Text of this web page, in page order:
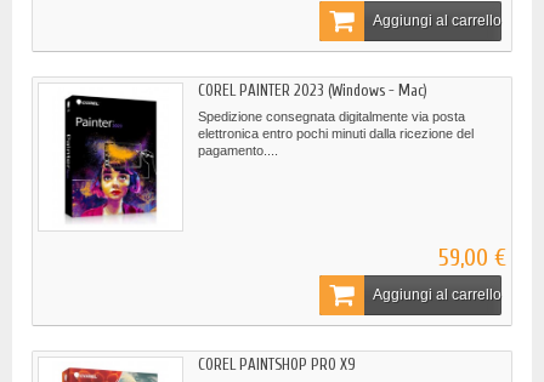
Aggiungi al carrello
COREL PAINTER 2023 (Windows - Mac)
Spedizione consegnata digitalmente via posta
elettronica entro pochi minuti dalla ricezione del
pagamento....
59,00 €
Aggiungi al carrello
COREL PAINTSHOP PRO X9